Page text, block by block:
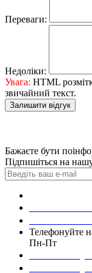
Переваги:
Недоліки:
Увага: HTML
звичайний текст.
Залишити відгук
Бажаєте бути
Підпишіться на
Телефонуйте
Пн-Пт